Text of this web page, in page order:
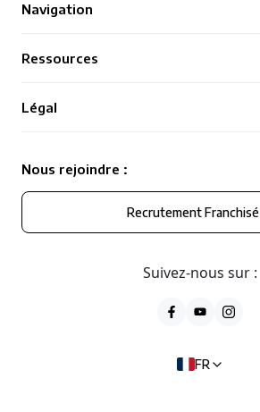
Navigation
Ressources
Légal
Nous rejoindre :
Recrutement Franchisé
Suivez-nous sur :
FR